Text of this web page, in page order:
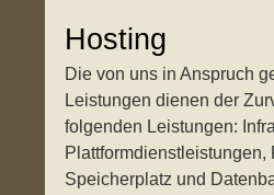
Hosting
Die von uns in Anspruch
Leistungen dienen der
folgenden Leistungen:
Plattformdienstleistungen,
Speicherplatz und